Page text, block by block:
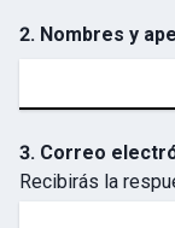
2. Nombres y
3. Correo
Recibirás la